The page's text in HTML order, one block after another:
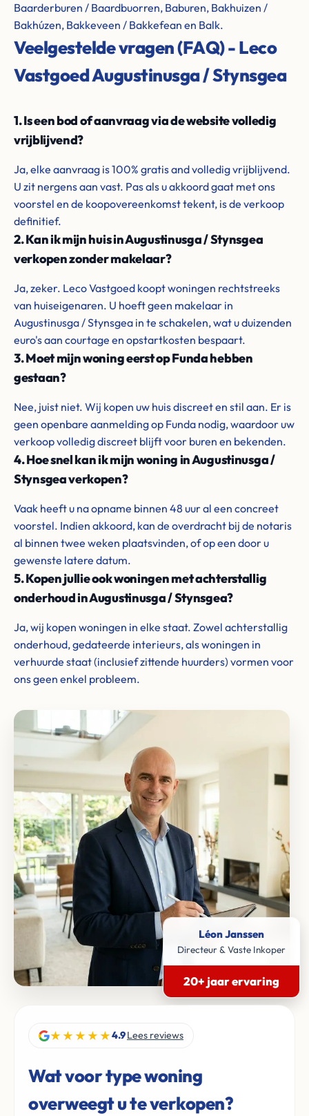
Baarderburen / Baardbuorren, Baburen, Bakhuizen /
Bakhúzen, Bakkeveen / Bakkefean en Balk.
Veelgestelde vragen (FAQ) - Leco
Vastgoed Augustinusga / Stynsgea
1. Is een bod of aanvraag via de website volledig
vrijblijvend?
Ja, elke aanvraag is 100% gratis and volledig vrijblijvend.
U zit nergens aan vast. Pas als u akkoord gaat met ons
voorstel en de koopovereenkomst tekent, is de verkoop
definitief.
2. Kan ik mijn huis in Augustinusga / Stynsgea
verkopen zonder makelaar?
Ja, zeker. Leco Vastgoed koopt woningen rechtstreeks
van huiseigenaren. U hoeft geen makelaar in
Augustinusga / Stynsgea in te schakelen, wat u duizenden
euro's aan courtage en opstartkosten bespaart.
3. Moet mijn woning eerst op Funda hebben
gestaan?
Nee, juist niet. Wij kopen uw huis discreet en stil aan. Er is
geen openbare aanmelding op Funda nodig, waardoor uw
verkoop volledig discreet blijft voor buren en bekenden.
4. Hoe snel kan ik mijn woning in Augustinusga /
Stynsgea verkopen?
Vaak heeft u na opname binnen 48 uur al een concreet
voorstel. Indien akkoord, kan de overdracht bij de notaris
al binnen twee weken plaatsvinden, of op een door u
gewenste latere datum.
5. Kopen jullie ook woningen met achterstallig
onderhoud in Augustinusga / Stynsgea?
Ja, wij kopen woningen in elke staat. Zowel achterstallig
onderhoud, gedateerde interieurs, als woningen in
verhuurde staat (inclusief zittende huurders) vormen voor
ons geen enkel probleem.
Léon Janssen
Directeur & Vaste Inkoper
20+ jaar ervaring
★★★★★4.9Lees reviews
Wat voor type woning
overweegt u te verkopen?